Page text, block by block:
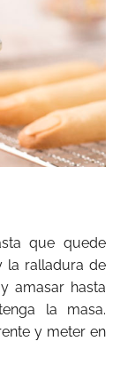
que quede
la ralladura de
amasar hasta
la masa.
y meter en